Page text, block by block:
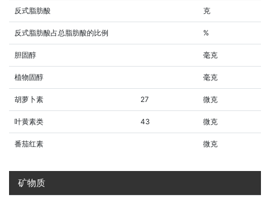
反式脂肪酸 克
反式脂肪酸占总脂肪酸的比例 %
胆固醇 毫克
植物固醇 毫克
胡萝卜素 27 微克
叶黄素类 43 微克
番茄红素 微克
矿物质